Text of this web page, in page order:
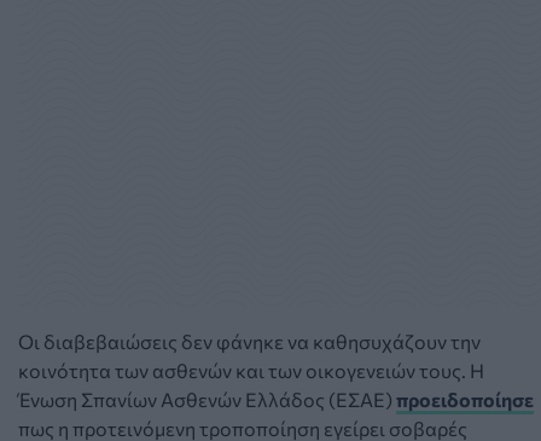
Οι διαβεβαιώσεις δεν φάνηκε να καθησυχάζουν την
κοινότητα των ασθενών και των οικογενειών τους. Η
Ένωση Σπανίων Ασθενών Ελλάδος (ΕΣΑΕ) προειδοποίησε
πως η προτεινόμενη τροποποίηση εγείρει σοβαρές